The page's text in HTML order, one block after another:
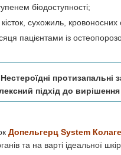
біодоступності;
сухожиль,
пацієнтами із
протизапальні
підхід до
Допельгерц System
та на варті ідеальної